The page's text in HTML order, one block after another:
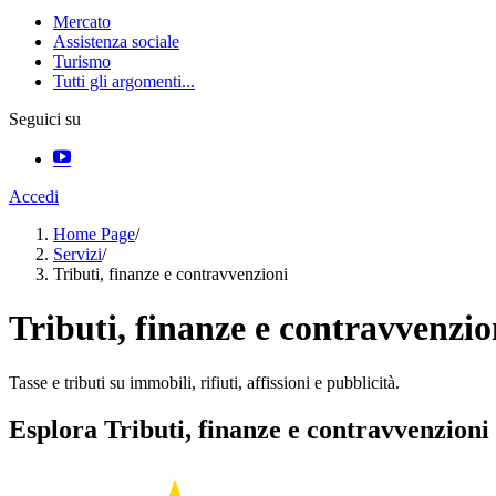
Mercato
Assistenza sociale
Turismo
Tutti gli argomenti...
Seguici su
Accedi
Home Page/
Servizi/
Tributi, finanze e contravvenzioni
Tributi, finanze e
Tasse e tributi su immobili, rifiuti, affissioni e pubblicità.
Esplora Tributi, finanze e contravvenzioni